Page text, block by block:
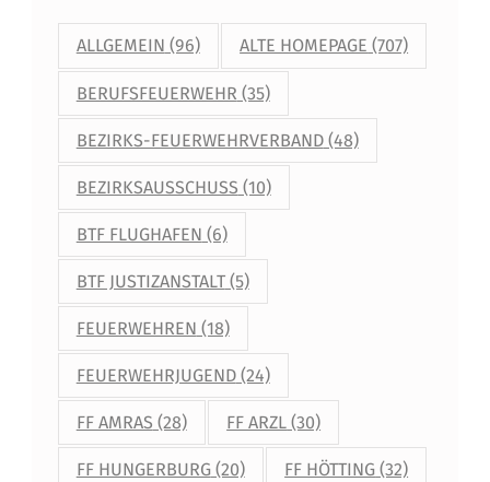
N
G
S
P
L
A
N
F
Ü
R
H
ALLGEMEIN (96) ALTE HOMEPAGE (707)
BERUFSFEUERWEHR (35)
BEZIRKS-FEUERWEHRVERBAND(48)
BEZIRKSAUSSCHUSS (10)
BTF FLUGHAFEN (6)
BTF JUSTIZANSTALT(5)
FEUERWEHREN (18)
FEUERWEHRJUGEND(24)
FF AMRAS (28) FF ARZL (30)
FF HUNGERBURG(20) FF HÖTTING (32)